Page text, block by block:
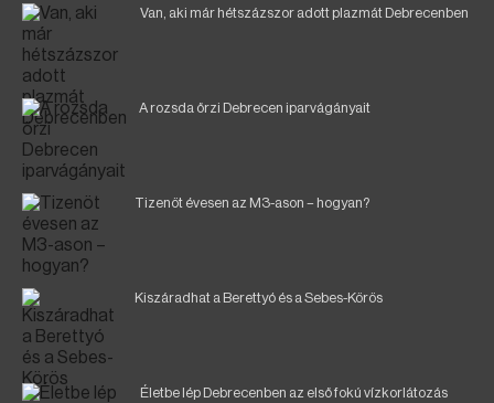
Van, aki már hétszázszor adott plazmát Debrecenben
A rozsda őrzi Debrecen iparvágányait
Tizenöt évesen az M3-ason – hogyan?
Kiszáradhat a Berettyó és a Sebes-Körös
Életbe lép Debrecenben az első fokú vízkorlátozás